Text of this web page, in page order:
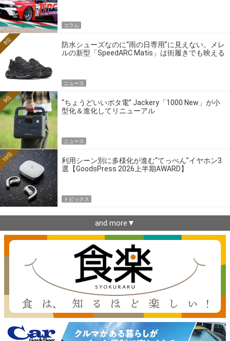
コラム
防水シューズなのに“雨の日専用”に見えない。メレ
ルの新型「SpeedARC Matis」は街履きでも映える
8位
ニュース
“ちょうどいいポタ電” Jackery「1000 New」が小
型化＆進化してリニューアル
9位
ニュース
利用シーン別に多様化が進む“てっぺん”イヤホン3
選【GoodsPress 2026上半期AWARD】
10位
トピックス
and more▼